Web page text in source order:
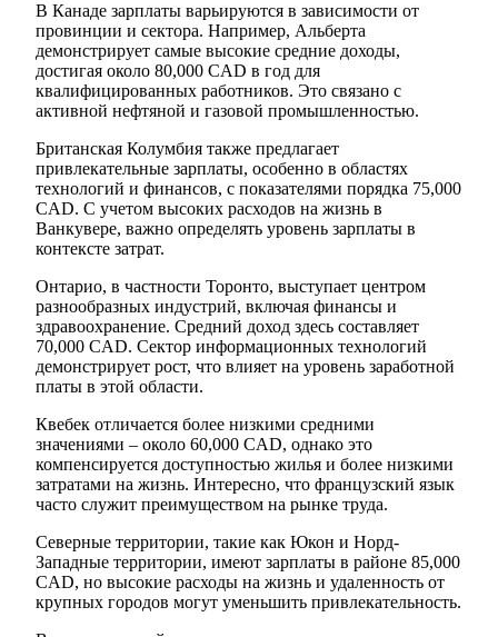
В Канаде зарплаты варьируются в зависимости от
провинции и сектора. Например, Альберта
демонстрирует самые высокие средние доходы,
достигая около 80,000 CAD в год для
квалифицированных работников. Это связано с
активной нефтяной и газовой промышленностью.
Британская Колумбия также предлагает
привлекательные зарплаты, особенно в областях
технологий и финансов, с показателями порядка 75,000
CAD. С учетом высоких расходов на жизнь в
Ванкувере, важно определять уровень зарплаты в
контексте затрат.
Онтарио, в частности Торонто, выступает центром
разнообразных индустрий, включая финансы и
здравоохранение. Средний доход здесь составляет
70,000 CAD. Сектор информационных технологий
демонстрирует рост, что влияет на уровень заработной
платы в этой области.
Квебек отличается более низкими средними
значениями – около 60,000 CAD, однако это
компенсируется доступностью жилья и более низкими
затратами на жизнь. Интересно, что французский язык
часто служит преимуществом на рынке труда.
Северные территории, такие как Юкон и Норд-
Западные территории, имеют зарплаты в районе 85,000
CAD, но высокие расходы на жизнь и удаленность от
крупных городов могут уменьшить привлекательность.